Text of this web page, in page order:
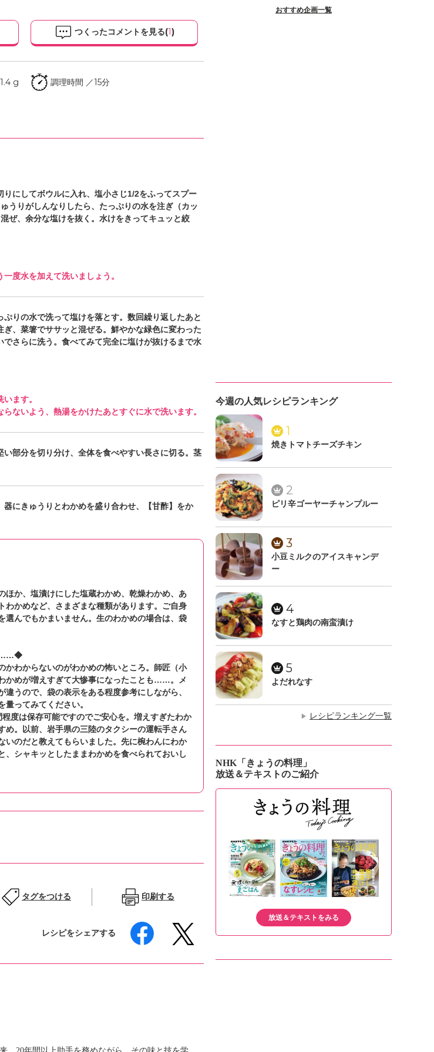
つくったコメントを見る(1)
g 調理時間 ／15分
りにしてボウルに入れ、塩小さじ1/2をふってスプー
うりがしんなりしたら、たっぷりの水を注ぎ（カッ
ぜ、余分な塩けを抜く。水けをきってキュッと絞
度水を加えて洗いましょう。
りの水で洗って塩けを落とす。数回繰り返したあと
、菜箸でササッと混ぜる。鮮やかな緑色に変わった
でさらに洗う。食べてみて完全に塩けが抜けるまで水
ます。
ないよう、熱湯をかけたあとすぐに水で洗います。
部分を切り分け、全体を食べやすい長さに切る。茎
器にきゅうりとわかめを盛り合わせ、【甘酢】をか
ほか、塩漬けにした塩蔵わかめ、乾燥わかめ、あ
わかめなど、さまざまな種類があります。ご自身
選んでもかまいません。生のわかめの場合は、袋
……◆
かわからないのがわかめの怖いところ。師匠（小
かめが増えすぎて大惨事になったことも……。メ
うので、袋の表示をある程度参考にしながら、
ってみてください。
度は保存可能ですのでご安心を。増えすぎたわか
め。以前、岩手県の三陸のタクシーの運転手さん
いのだと教えてもらいました。先に椀わんにわか
、シャキッとしたままわかめを食べられておいし
タグをつける 印刷する
レシピをシェアする
おすすめ企画一覧
今週の人気レシピランキング
1
焼きトマトチーズチキン
2
ピリ辛ゴーヤーチャンプルー
3
小豆ミルクのアイスキャンデ
ー
4
なすと鶏肉の南蛮漬け
5
よだれなす
▶ レシピランキング一覧
NHK「きょうの料理」
放送＆テキストのご紹介
放送＆テキストをみる